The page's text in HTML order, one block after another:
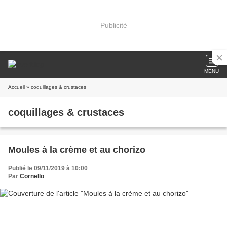
Publicité
MENU
Accueil » coquillages & crustaces
coquillages & crustaces
Moules à la crème et au chorizo
Publié le 09/11/2019 à 10:00
Par Cornello